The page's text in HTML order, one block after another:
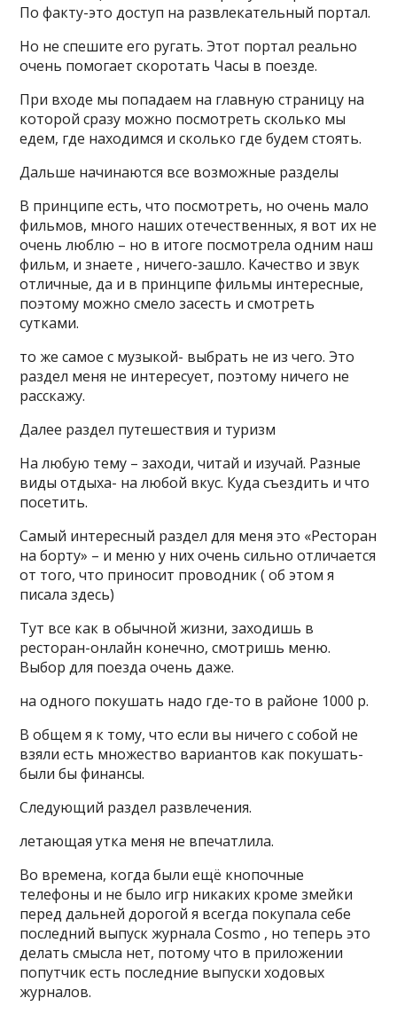
По факту-это доступ на развлекательный портал.
Но не спешите его ругать. Этот портал реально
очень помогает скоротать Часы в поезде.
При входе мы попадаем на главную страницу на
которой сразу можно посмотреть сколько мы
едем, где находимся и сколько где будем стоять.
Дальше начинаются все возможные разделы
В принципе есть, что посмотреть, но очень мало
фильмов, много наших отечественных, я вот их не
очень люблю – но в итоге посмотрела одним наш
фильм, и знаете , ничего-зашло. Качество и звук
отличные, да и в принципе фильмы интересные,
поэтому можно смело засесть и смотреть
сутками.
то же самое с музыкой- выбрать не из чего. Это
раздел меня не интересует, поэтому ничего не
расскажу.
Далее раздел путешествия и туризм
На любую тему – заходи, читай и изучай. Разные
виды отдыха- на любой вкус. Куда съездить и что
посетить.
Самый интересный раздел для меня это «Ресторан
на борту» – и меню у них очень сильно отличается
от того, что приносит проводник ( об этом я
писала здесь)
Тут все как в обычной жизни, заходишь в
ресторан-онлайн конечно, смотришь меню.
Выбор для поезда очень даже.
на одного покушать надо где-то в районе 1000 р.
В общем я к тому, что если вы ничего с собой не
взяли есть множество вариантов как покушать-
были бы финансы.
Следующий раздел развлечения.
летающая утка меня не впечатлила.
Во времена, когда были ещё кнопочные
телефоны и не было игр никаких кроме змейки
перед дальней дорогой я всегда покупала себе
последний выпуск журнала Cosmo , но теперь это
делать смысла нет, потому что в приложении
попутчик есть последние выпуски ходовых
журналов.